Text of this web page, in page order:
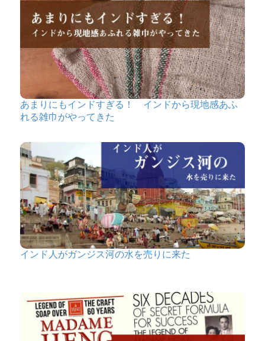
あまりにもインドすぎる！ インドから現地感あふ
れる雑巾がやってきた
インド人がガンジス河の水を売りに来た